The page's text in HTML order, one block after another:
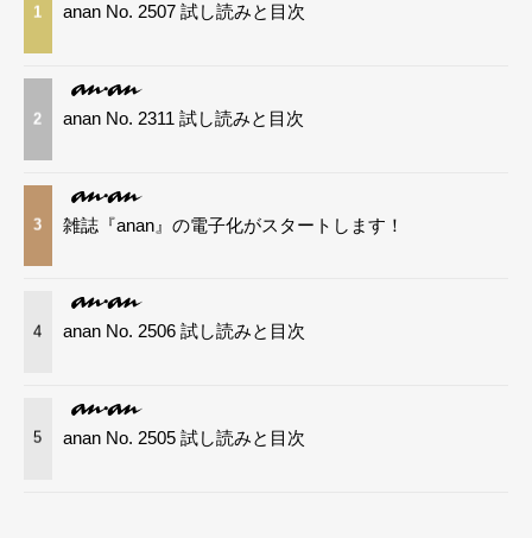
1 anan No. 2507 試し読みと目次
2 anan No. 2311 試し読みと目次
3 雑誌『anan』の電子化がスタートします！
4 anan No. 2506 試し読みと目次
5 anan No. 2505 試し読みと目次